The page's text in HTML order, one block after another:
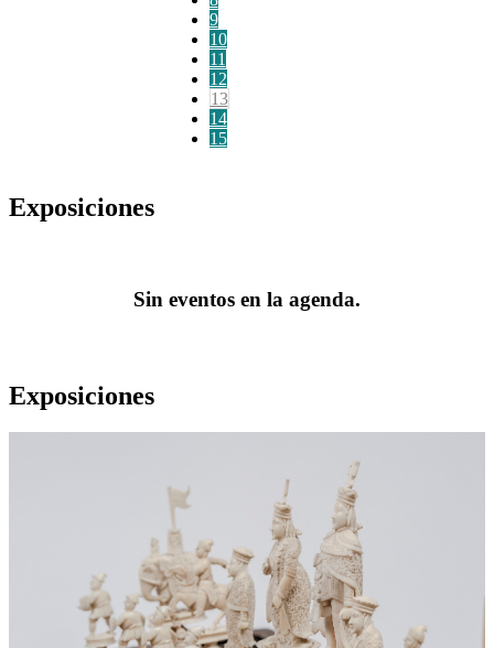
9
10
11
12
13
14
15
Exposiciones
Sin eventos en la agenda.
Exposiciones